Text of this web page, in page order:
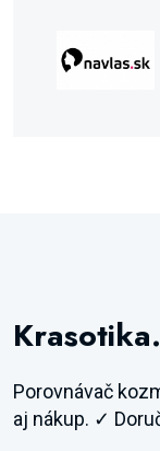
Porovnávač
aj nákup. ✓